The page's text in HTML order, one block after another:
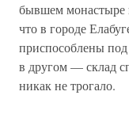
бывшем монастыре
что в городе
приспособлены
в другом — склад
никак не трогало.